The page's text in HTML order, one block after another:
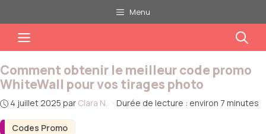
au
contenu
Menu
Menu
Codes Promo
Comment obtenir le meilleur code promo
WhiteWall pour vos tirages photo
4 juillet 2025 par Clara N. · Durée de lecture : environ 7 minutes